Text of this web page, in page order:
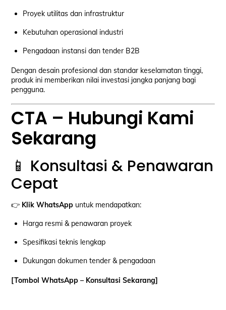
Proyek utilitas dan infrastruktur
Kebutuhan operasional industri
Pengadaan instansi dan tender B2B
Dengan desain profesional dan standar keselamatan tinggi,
produk ini memberikan nilai investasi jangka panjang bagi
pengguna.
CTA – Hubungi Kami
Sekarang
📱 Konsultasi & Penawaran
Cepat
👉 Klik WhatsApp untuk mendapatkan:
Harga resmi & penawaran proyek
Spesifikasi teknis lengkap
Dukungan dokumen tender & pengadaan
[Tombol WhatsApp – Konsultasi Sekarang]